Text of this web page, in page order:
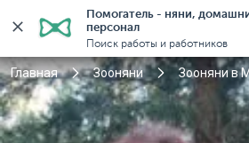
Помогатель - няни,
персонал
Поиск работы и работников
Главная Зооняни Зооняни в